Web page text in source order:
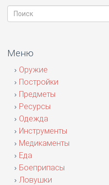
Меню
Оружие
Постройки
Предметы
Ресурсы
Одежда
Инструменты
Медикаменты
Еда
Боеприпасы
Ловушки